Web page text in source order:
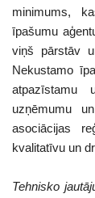
minimums,
īpašumu
viņš pārstāv
Nekustamo
atpazīstamu
uzņēmumu
asociācijas
kvalitatīvu un
Tehnisko